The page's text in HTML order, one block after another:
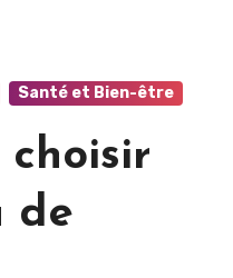
Santé et Bien-être
choisir
de